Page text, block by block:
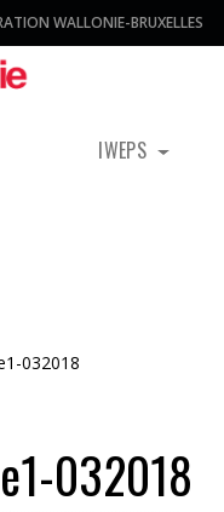
WALLONIE-BRUXELLES
IWEPS
032018
032018